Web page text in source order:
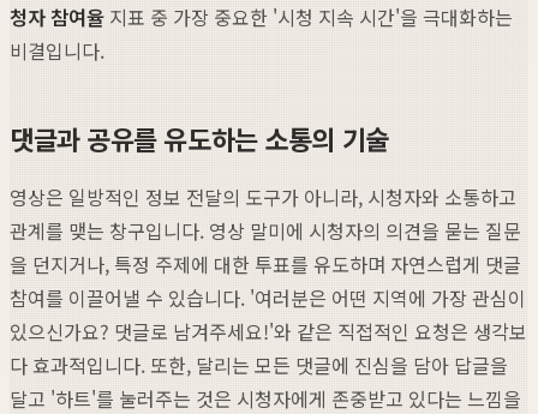
청자 참여율 지표 중 가장 중요한 '시청 지속 시간'을 극대화하는
비결입니다.
댓글과 공유를 유도하는 소통의 기술
영상은 일방적인 정보 전달의 도구가 아니라, 시청자와 소통하고
관계를 맺는 창구입니다. 영상 말미에 시청자의 의견을 묻는 질문
을 던지거나, 특정 주제에 대한 투표를 유도하며 자연스럽게 댓글
참여를 이끌어낼 수 있습니다. '여러분은 어떤 지역에 가장 관심이
있으신가요? 댓글로 남겨주세요!'와 같은 직접적인 요청은 생각보
다 효과적입니다. 또한, 달리는 모든 댓글에 진심을 담아 답글을
달고 '하트'를 눌러주는 것은 시청자에게 존중받고 있다는 느낌을